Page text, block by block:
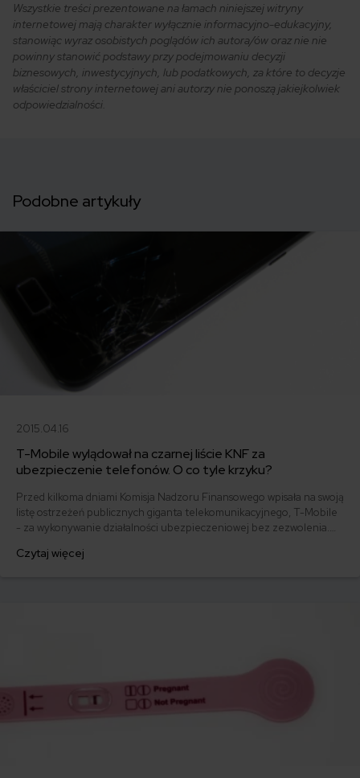
Wszystkie treści prezentowane na łamach niniejszej witryny
internetowej mają charakter wyłącznie informacyjno-edukacyjny,
stanowiąc wyraz osobistych poglądów ich autora/ów oraz nie nie
powinny stanowić podstawy przy podejmowaniu decyzji
biznesowych, inwestycyjnych, lub podatkowych, za które to decyzje
właściciel strony internetowej ani autorzy nie ponoszą jakiejkolwiek
odpowiedzialności.
Podobne artykuły
2015.04.16
T-Mobile wylądował na czarnej liście KNF za
ubezpieczenie telefonów. O co tyle krzyku?
Przed kilkoma dniami Komisja Nadzoru Finansowego wpisała na swoją
listę ostrzeżeń publicznych giganta telekomunikacyjnego, T-Mobile
- za wykonywanie działalności ubezpieczeniowej bez zezwolenia.
klientów sieci?
Czytaj więcej